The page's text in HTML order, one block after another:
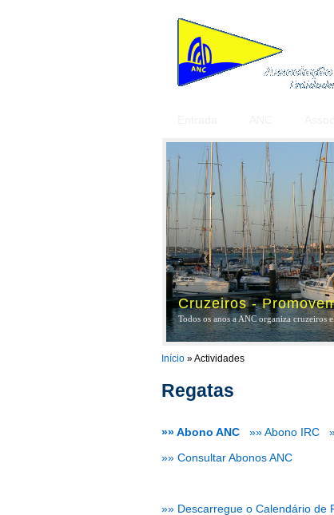
Cruzeiros -
Todos os anos a ANC organiza cruzeiros
You are here
Início » Actividades
Regatas
»» Abono ANC »» Abono IRC
»» Consultar Abonos ANC
»» Descarregue o Calendário de